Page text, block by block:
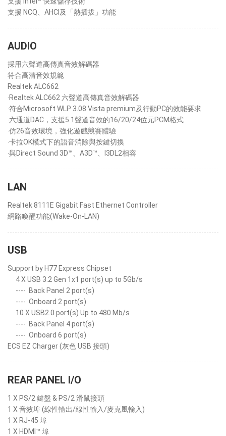
支援 NCQ、AHCI及「熱插拔」功能
AUDIO
採用六聲道高傳真音效解碼器
符合高清音效規範
Realtek ALC662
‧Realtek ALC662 六聲道高傳真音效解碼器
‧符合Microsoft WLP 3.08 Vista premium及行動PC的效能要求
‧六通道DAC，支援5.1聲道音效的16/20/24位元PCM格式
‧仿26音效環境，強化遊戲競賽體驗
‧卡拉OK模式下的語音消除與按鍵切換
‧與Direct Sound 3D™、A3D™、I3DL2相容
LAN
Realtek 8111E Gigabit Fast Ethernet Controller
網路喚醒功能(Wake-On-LAN)
USB
Support by H77 Express Chipset
4 X USB 3.2 Gen 1x1 port(s) up to 5Gb/s
---- Back Panel 2 port(s)
---- Onboard 2 port(s)
10 X USB2.0 port(s) Up to 480 Mb/s
---- Back Panel 4 port(s)
---- Onboard 6 port(s)
ECS EZ Charger (灰色 USB 接頭)
REAR PANEL I/O
1 X PS/2 鍵盤 & PS/2 滑鼠接頭
1 X 音效埠 (線性輸出/線性輸入/麥克風輸入)
1 X RJ-45 埠
1 X HDMI™ 埠